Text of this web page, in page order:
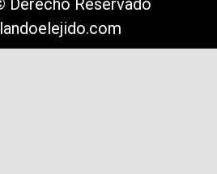
Derecho Reservado